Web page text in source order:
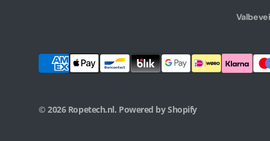
© 2026 Ropetech.nl. Powered by Shopify